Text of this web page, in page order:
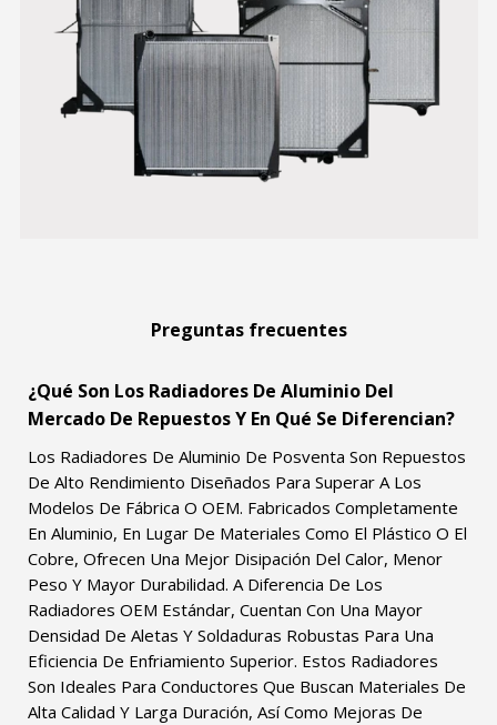
Preguntas frecuentes
¿Qué Son Los Radiadores De Aluminio Del
Mercado De Repuestos Y En Qué Se Diferencian?
Los Radiadores De Aluminio De Posventa Son Repuestos
De Alto Rendimiento Diseñados Para Superar A Los
Modelos De Fábrica O OEM. Fabricados Completamente
En Aluminio, En Lugar De Materiales Como El Plástico O El
Cobre, Ofrecen Una Mejor Disipación Del Calor, Menor
Peso Y Mayor Durabilidad. A Diferencia De Los
Radiadores OEM Estándar, Cuentan Con Una Mayor
Densidad De Aletas Y Soldaduras Robustas Para Una
Eficiencia De Enfriamiento Superior. Estos Radiadores
Son Ideales Para Conductores Que Buscan Materiales De
Alta Calidad Y Larga Duración, Así Como Mejoras De